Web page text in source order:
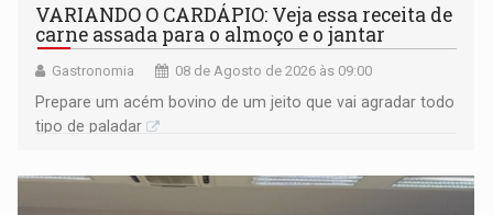
VARIANDO O CARDÁPIO: Veja essa receita de
carne assada para o almoço e o jantar
Gastronomia 08 de Agosto de 2026 às 09:00
Prepare um acém bovino de um jeito que vai agradar todo
tipo de paladar